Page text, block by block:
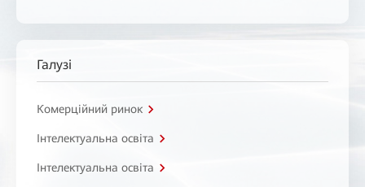
Галузі
Комерційний ринок
Інтелектуальна освіта
Інтелектуальна освіта